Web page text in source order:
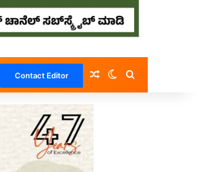
Contact Editor Random Article
Switch skin
Search for